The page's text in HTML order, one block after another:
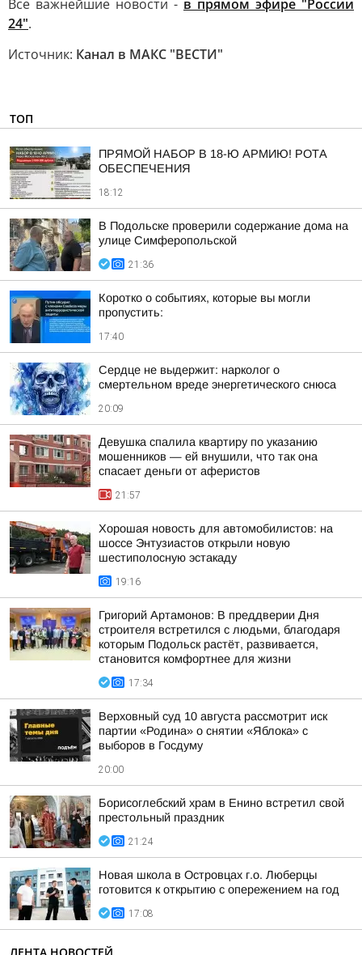
Все важнейшие новости - в прямом эфире "России
24".
Источник: Канал в МАКС "ВЕСТИ"
ТОП
ПРЯМОЙ НАБОР В 18-Ю АРМИЮ! РОТА
ОБЕСПЕЧЕНИЯ
18:12
В Подольске проверили содержание дома на
улице Симферопольской
21:36
Коротко о событиях, которые вы могли
пропустить:
17:40
Сердце не выдержит: нарколог о
смертельном вреде энергетического снюса
20:09
Девушка спалила квартиру по указанию
мошенников — ей внушили, что так она
спасает деньги от аферистов
21:57
Хорошая новость для автомобилистов: на
шоссе Энтузиастов открыли новую
шестиполосную эстакаду
19:16
Григорий Артамонов: В преддверии Дня
строителя встретился с людьми, благодаря
которым Подольск растёт, развивается,
становится комфортнее для жизни
17:34
Верховный суд 10 августа рассмотрит иск
партии «Родина» о снятии «Яблока» с
выборов в Госдуму
20:00
Борисоглебский храм в Енино встретил свой
престольный праздник
21:24
Новая школа в Островцах г.о. Люберцы
готовится к открытию с опережением на год
17:08